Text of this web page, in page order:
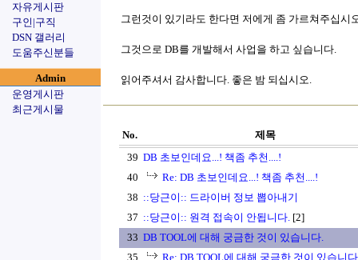
자유게시판
구인|구직
DSN 갤러리
도움주신분들
Admin
운영게시판
최근게시물
그런것이 있기라도 한다면 저에게 좀 가르쳐주십시
그것으로 DB를 개발해서 사업을 하고 싶습니다.
읽어주셔서 감사합니다. 좋은 밤 되십시오.
No.
제목
39 DB 초보인데요...! 책좀 추천....!
40
Re: DB 초보인데요...! 책좀 추천....!
38 ::당근이:: 드라이버 정보 뽑아내기
37 ::당근이:: 원격 접속이 안됩니다. [2]
33 DB TOOL에 대해 궁금한 것이 있습니다.
35
Re: DB TOOL에 대해 궁금한 것이 있습니